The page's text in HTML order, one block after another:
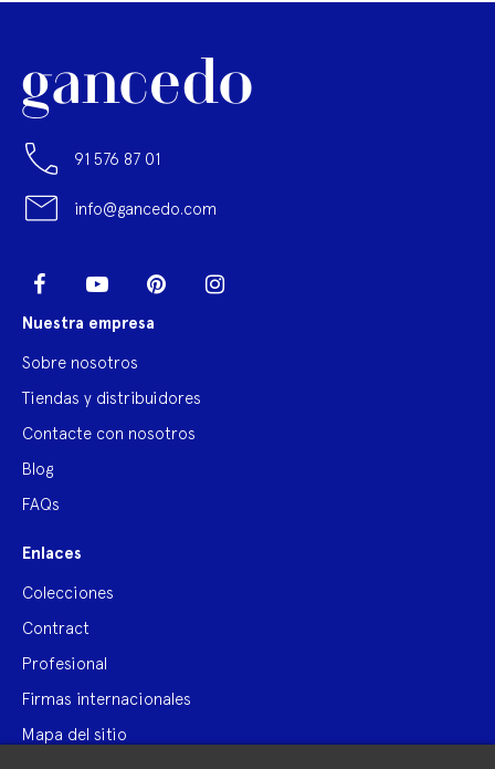
91 576 87 01
info@gancedo.com
Facebook YouTube Pinterest
Nuestra empresa
Sobre nosotros
Tiendas y distribuidores
Contacte con nosotros
Blog
FAQs
Enlaces
Colecciones
Contract
Profesional
Firmas internacionales
Mapa del sitio